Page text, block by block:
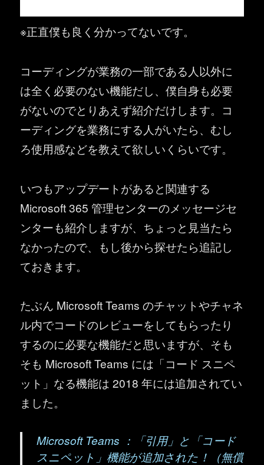
※正直僕も良く分かってないです。
コーディングが業務の一部である人以外に
は全く必要のない機能だし、僕自身も必要
がないのでとりあえず紹介だけします。コ
ーディングを業務にする人がいたら、むし
ろ使用感などを教えて欲しいくらいです。
いつもアップデートがあると関連する
Microsoft 365 管理センターのメッセージセ
ンターも紹介しますが、ちょっと見当たら
なかったので、もし後から探せたら追記し
ておきます。
たぶん Microsoft Teams のチャットやチャネ
ル内でコードのレビューをしてもらったり
するのに必要な機能だと思いますが、そも
そも Microsoft Teams には「コード スニペ
ット」なる機能は 2018 年には追加されてい
ました。
Microsoft Teams ：「引用」と「コード
スニペット」機能が追加された！（無償